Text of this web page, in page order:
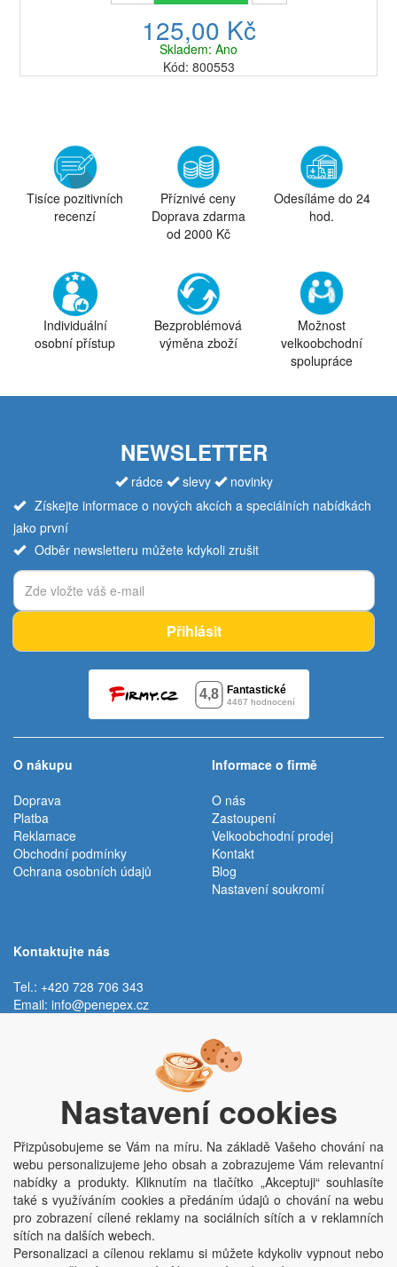
125,00 Kč
Skladem: Ano
Kód: 800553
Tisíce pozitivních
recenzí
Příznivé ceny
Doprava zdarma
od 2000 Kč
Odesíláme do 24
hod.
Individuální
osobní přístup
Bezproblémová
výměna zboží
Možnost
velkoobchodní
spolupráce
NEWSLETTER
rádce slevy
novinky
Získejte informace o nových akcích a speciálních nabídkách
jako první
Odběr newsletteru můžete kdykoli zrušit
Přihlásit
O nákupu
Doprava
Platba
Reklamace
Obchodní podmínky
Ochrana osobních údajů
Informace o firmě
O nás
Zastoupení
Velkoobchodní prodej
Kontakt
Blog
Nastavení soukromí
Kontaktujte nás
Tel.: +420 728 706 343
Email: info@penepex.cz
Trávník 2076, 686 03 Staré Město
Copyright © Penepex s.r.o. 2025, powered byABRA E-shop
Penepex s.r.o., Za Špicí 1798, 686 03 Staré Město; IČO: 03220923; DIČ:
CZ03220923; zápis do obchodního rejstříku dne 22. 7. 2014, krajský soud v
Nastavení cookies
Přizpůsobujeme se Vám na míru. Na základě Vašeho chování na
webu personalizujeme jeho obsah a zobrazujeme Vám relevantní
nabídky a produkty. Kliknutím na tlačítko „Akceptuji“ souhlasíte
také s využíváním cookies a předáním údajů o chování na webu
pro zobrazení cílené reklamy na sociálních sítích a v reklamních
sítích na dalších webech.
Personalizaci a cílenou reklamu si můžete kdykoliv vypnout nebo